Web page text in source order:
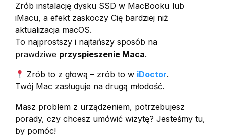
Zrób instalację dysku SSD w MacBooku lub
iMacu, a efekt zaskoczy Cię bardziej niż
aktualizacja macOS.
To najprostszy i najtańszy sposób na
prawdziwe przyspieszenie Maca.
Zrób to z głową – zrób to w iDoctor.
Twój Mac zasługuje na drugą młodość.
Masz problem z urządzeniem, potrzebujesz
porady, czy chcesz umówić wizytę? Jesteśmy tu,
by pomóc!